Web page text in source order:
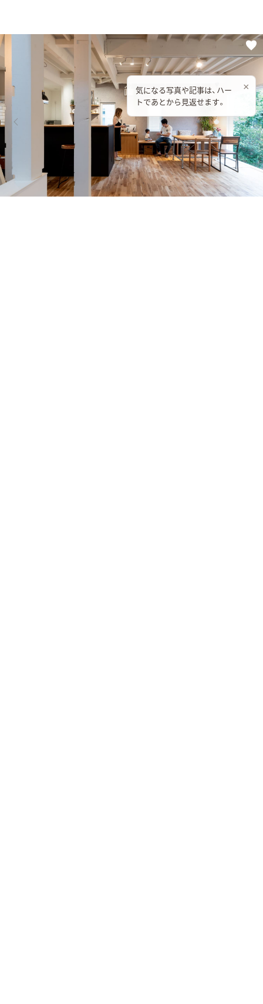
×
気になる写真や記事は、ハー
トであとから見返せます。